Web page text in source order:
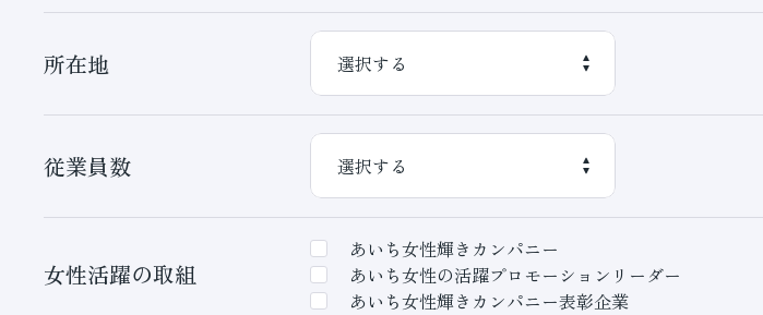
所在地
従業員数
女性活躍の取組
あいち女性輝きカンパニー
あいち女性の活躍プロモーションリーダー
あいち女性輝きカンパニー表彰企業